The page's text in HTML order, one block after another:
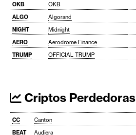
OKB
OKB
ALGO
Algorand
NIGHT
Midnight
AERO
Aerodrome Finance
TRUMP
OFFICIAL TRUMP
Criptos Perdedoras
CC Canton
BEAT
Audiera